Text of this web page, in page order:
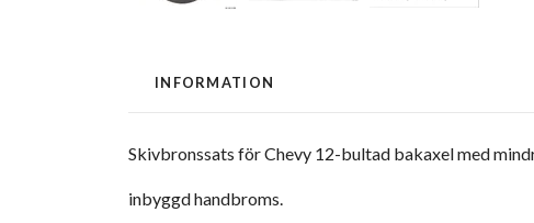
INFORMATION
Skivbronssats för Chevy 12-bultad bakaxel med
inbyggd handbroms.